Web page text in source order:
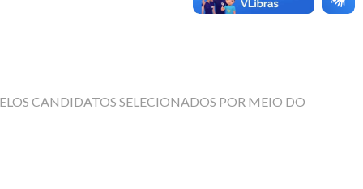
CANDIDATOS SELECIONADOS POR MEIO DO